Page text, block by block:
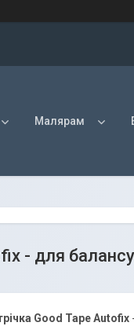
Малярам
- для
Good Tape Autofix